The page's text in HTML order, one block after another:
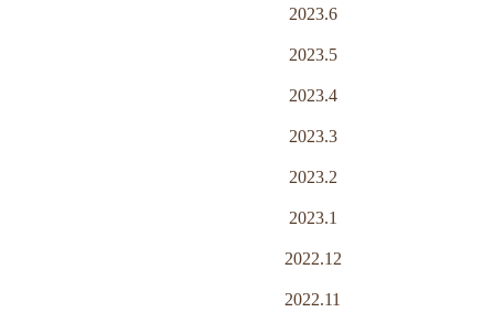
2023.6
2023.5
2023.4
2023.3
2023.2
2023.1
2022.12
2022.11